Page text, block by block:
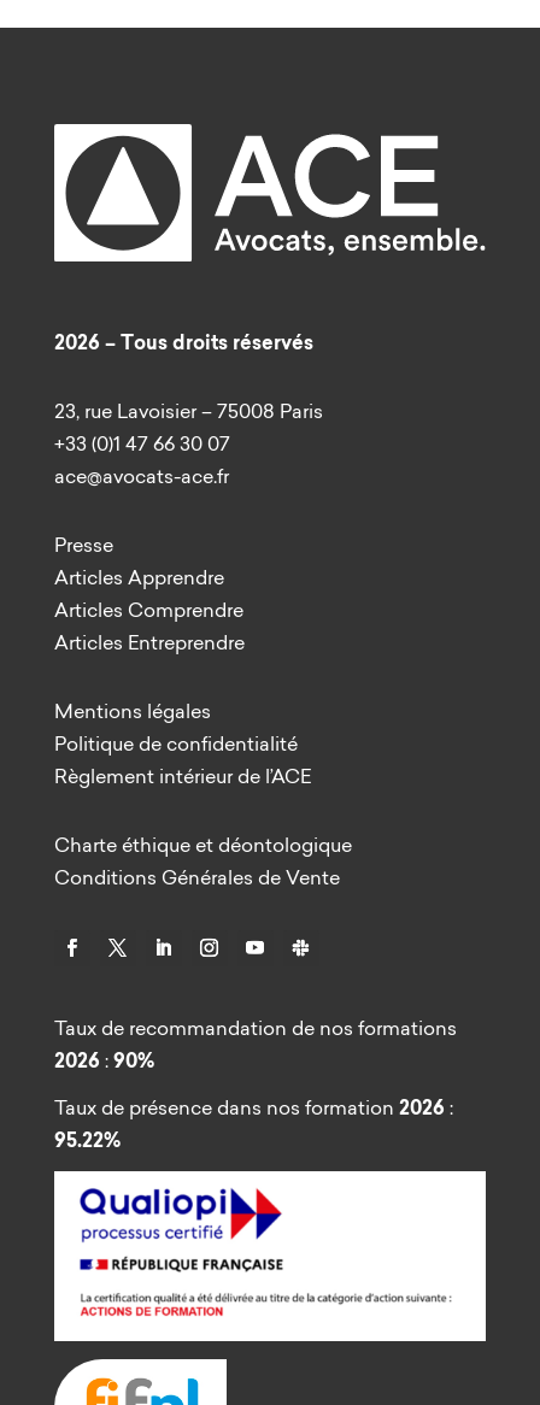
2026 – Tous droits réservés
23, rue Lavoisier – 75008 Paris
+33 (0)1 47 66 30 07
ace@avocats-ace.fr
Presse
Articles Apprendre
Articles Comprendre
Articles Entreprendre
Mentions légales
Politique de confidentialité
Règlement intérieur de l’ACE
Charte éthique et déontologique
Conditions Générales de Vente
Taux de recommandation de nos formations
2026 :90%
Taux de présence dans nos formation 2026 :
95.22%